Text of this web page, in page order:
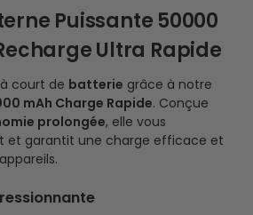
Puissante 50000
Ultra Rapide
court de batterie grâce à notre
mAh Charge Rapide. Conçue
prolongée, elle vous
et garantit une charge efficace et